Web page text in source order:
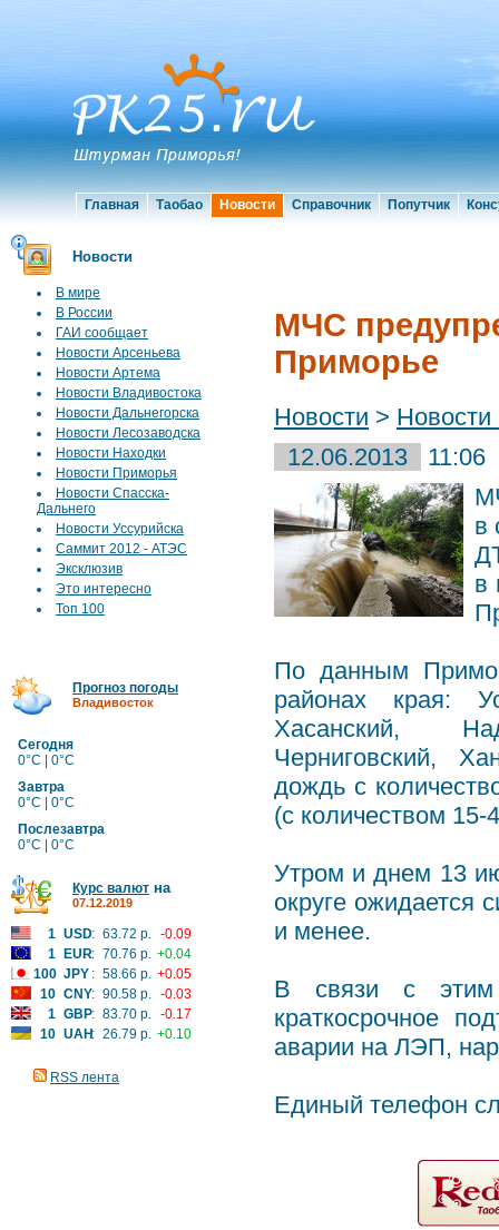
Главная Таобао Новости Справочник Попутчик
Новости
В мире
В России
ГАИ сообщает
Новости Арсеньева
Новости Артема
Новости Владивостока
Новости Дальнегорска
Новости Лесозаводска
Новости Находки
Новости Приморья
Новости Спасска-
Дальнего
Новости Уссурийска
Саммит 2012 - АТЭС
Эксклюзив
Это интересно
Топ 100
Прогноз погоды
Владивосток
Сегодня
0°C | 0°C
Завтра
0°C | 0°C
Послезавтра
0°C | 0°C
Курс валют на
07.12.2019
1 USD: 63.72 р. -0.09
1
EUR: 70.76 р. +0.04
100 JPY : 58.66 р. +0.05
10 CNY: 90.58 р. -0.03
1 GBP: 83.70 р. -0.17
10 UAH: 26.79 р. +0.10
RSS лента
МЧС
Приморье
Новости >
12.06.2013
11:06
в
в
По данным
районах края:
Хасанский,
Черниговский,
дождь с
(с количеством
Утром и днем 13
округе ожидается
и менее.
В связи с этим
краткосрочное
аварии на ЛЭП,
Единый телефон